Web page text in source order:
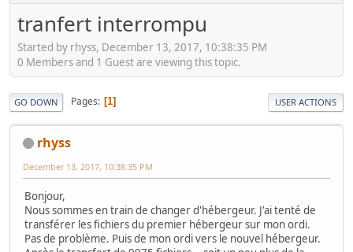
tranfert interrompu
Started by rhyss, December 13, 2017, 10:38:35 PM
0 Members and 1 Guest are viewing this topic.
GO DOWN Pages 1 USER ACTIONS
rhyss
December 13, 2017, 10:38:35 PM
Bonjour,
Nous sommes en train de changer d'hébergeur. J'ai tenté de
transférer les fichiers du premier hébergeur sur mon ordi.
Pas de problème. Puis de mon ordi vers le nouvel hébergeur.